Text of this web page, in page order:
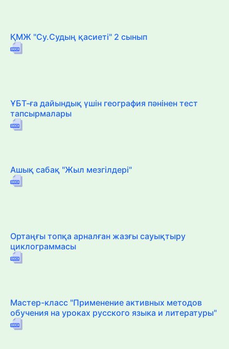
ҚМЖ "Су.Судың қасиеті" 2 сынып
ҰБТ-ға дайындық үшін география пәнінен тест
тапсырмалары
Ашық сабақ "Жыл мезгілдері"
Ортаңғы топқа арналған жазғы сауықтыру
циклограммасы
Мастер-класс "Применение активных методов
обучения на уроках русского языка и литературы"